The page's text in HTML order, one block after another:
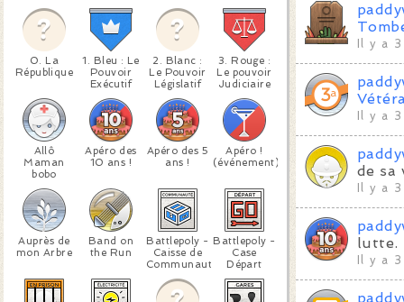
0. La
République
1. Bleu : Le
Pouvoir
Exécutif
2. Blanc :
Le Pouvoir
Législatif
3. Rouge :
Le pouvoir
Judiciaire
Allô
Maman
bobo
Apéro des
10 ans !
Apéro des 5
ans !
Apéro !
(événement)
Auprès de
mon Arbre
Band on
the Run
Battlepoly -
Caisse de
Communauté
Battlepoly -
Case
Départ
Il y a
Il y a
de sa
Il y a
lutte.
Il y a